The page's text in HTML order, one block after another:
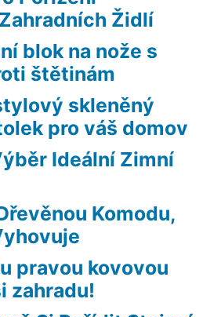
Židlí
blok na nože s
štětinám
skleněný
pro váš domov
Ideální Zimní
Komodu,
pravou kovovou
zahradu!